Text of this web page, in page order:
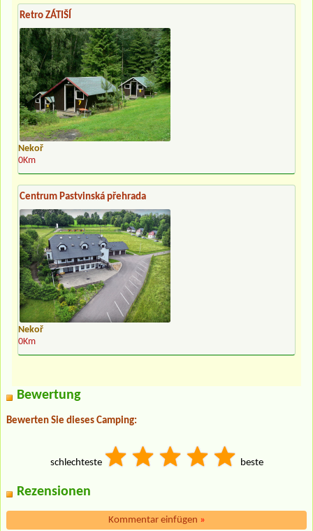
Retro ZÁTIŠÍ
Nekoř
0Km
Centrum Pastvinská přehrada
Nekoř
0Km
Bewertung
Bewerten Sie dieses Camping:
schlechteste beste
Rezensionen
Kommentar einfügen »